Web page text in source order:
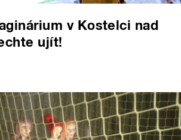
v Kostelci nad
ujít!